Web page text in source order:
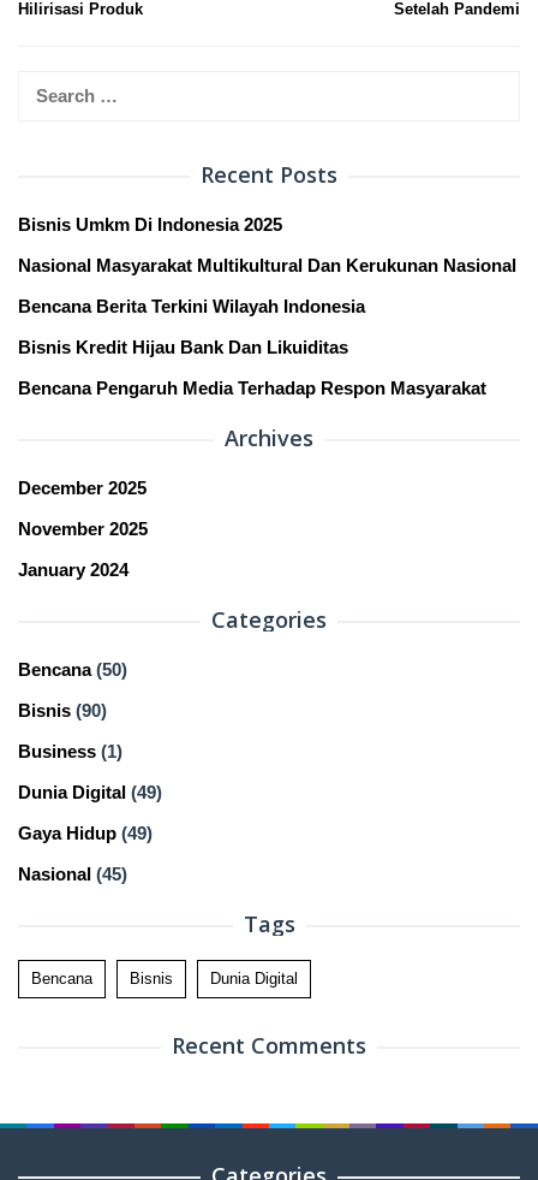
Hilirisasi Produk
Setelah Pandemi
Search
Recent Posts
Bisnis Umkm Di Indonesia 2025
Nasional Masyarakat Multikultural Dan Kerukunan Nasional
Bencana Berita Terkini Wilayah Indonesia
Bisnis Kredit Hijau Bank Dan Likuiditas
Bencana Pengaruh Media Terhadap Respon Masyarakat
Archives
December 2025
November 2025
January 2024
Categories
Bencana(50)
Bisnis (90)
Business (1)
Dunia Digital (49)
Gaya Hidup (49)
Nasional (45)
Tags
Bencana Bisnis Dunia Digital
Recent Comments